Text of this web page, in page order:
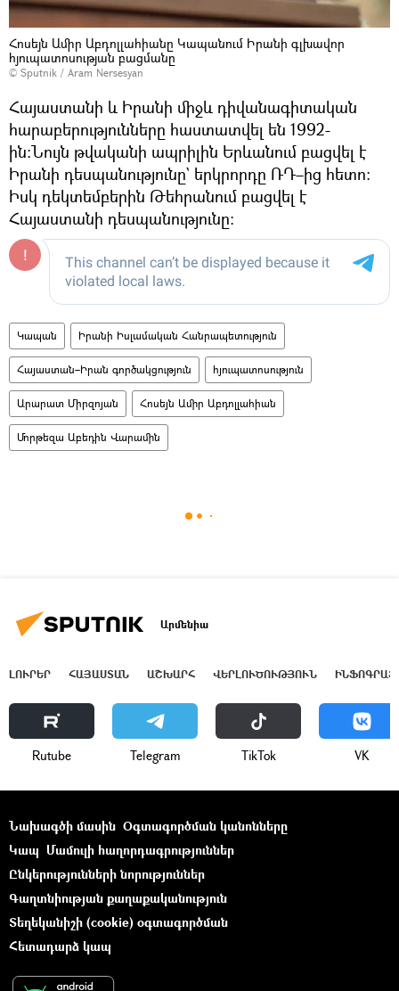
Հոսեյն Ամիր Աբդոլլահիանը Կապանում Իրանի գլխավոր
հյուպատոսության բացմանը
© Sputnik / Aram Nersesyan
Հայաստանի և Իրանի միջև դիվանագիտական
հարաբերությունները հաստատվել են 1992-
ին։Նույն թվականի ապրիլին Երևանում բացվել է
Իրանի դեսպանությունը` երկրորդը ՌԴ–ից հետո։
Իսկ դեկտեմբերին Թեհրանում բացվել է
Հայաստանի դեսպանությունը:
Կապան Իրանի Իսլամական Հանրապետություն
Հայաստան–Իրան գործակցություն հյուպատոսություն
Արարատ Միրզոյան Հոսեյն Ամիր Աբդոլլահիան
Մորթեզա Աբեդին Վարամին
Արմենիա
ԼՈՒՐԵՐ ՀԱՅԱՍՏԱՆ ԱՇԽԱՐՀ ՎԵՐԼՈՒԾՈՒԹՅՈՒՆ
Rutube Telegram ТikТоk VK
Նախագծի մասին Օգտագործման կանոնները
Կապ Մամուլի հաղորդագրություններ
Ընկերությունների նորություններ
Գաղտնիության քաղաքականություն
Տեղեկանիշի (cookie) օգտագործման
Հետադարձ կապ